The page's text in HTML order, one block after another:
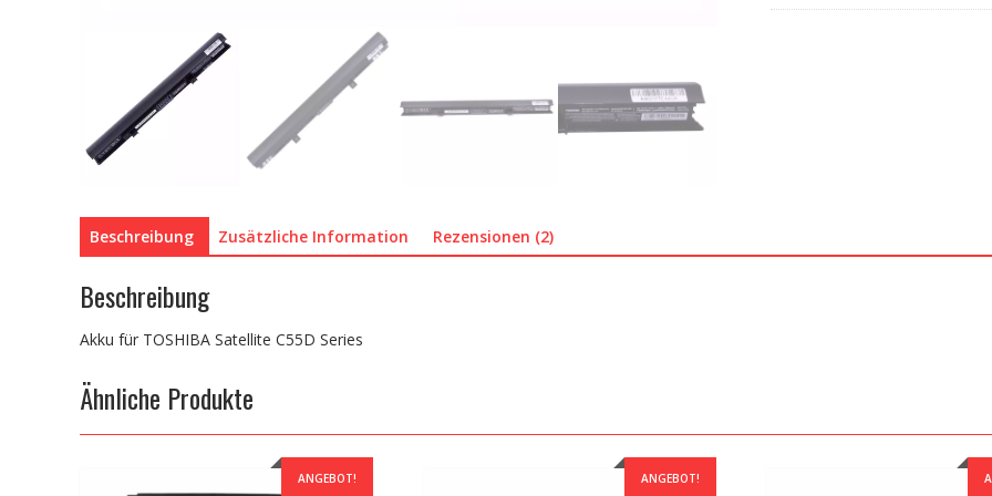
Beschreibung Zusätzliche Information Rezensionen (2)
Beschreibung
Akku für TOSHIBA Satellite C55D Series
Ähnliche Produkte
ANGEBOT! ANGEBOT!